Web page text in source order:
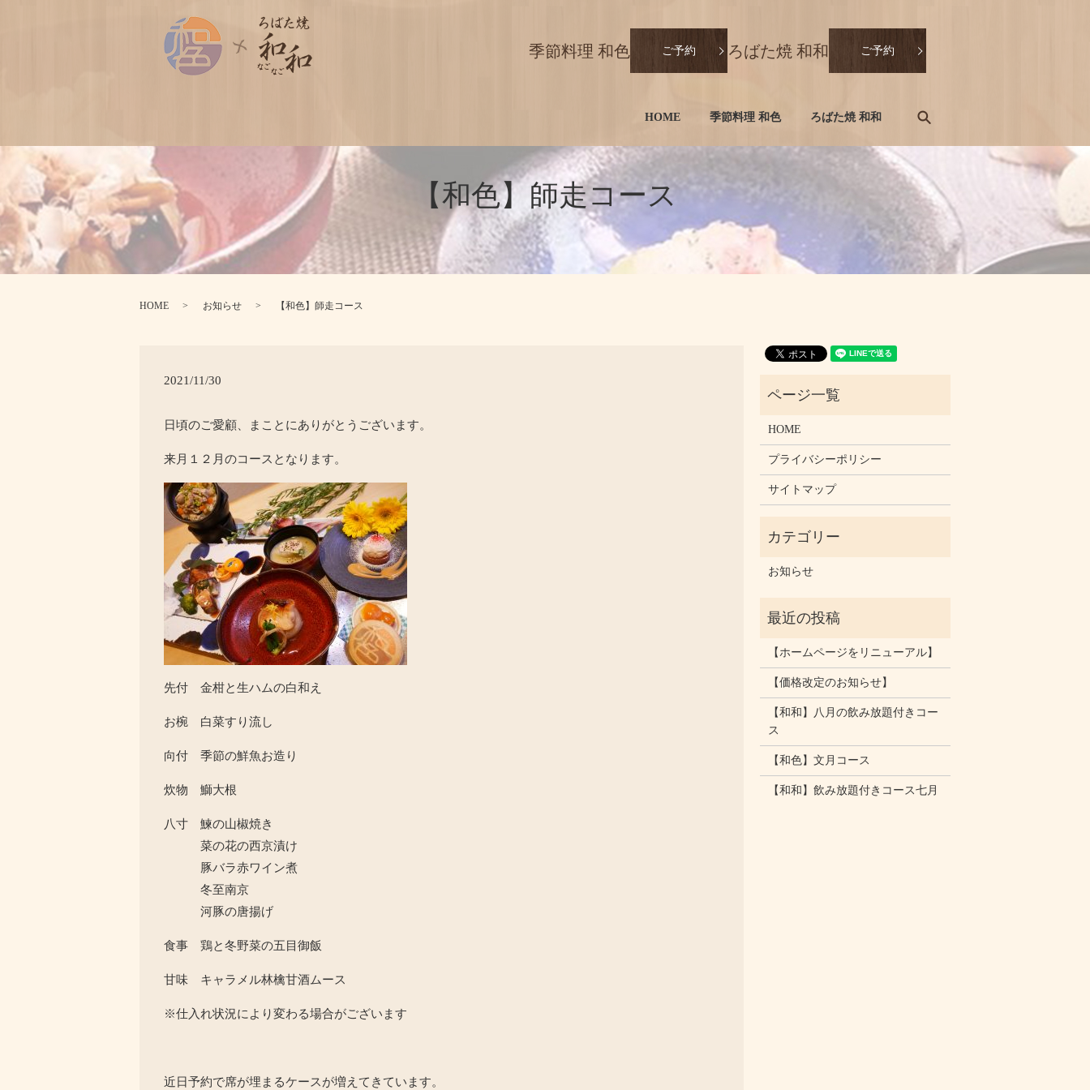
季節料理 和色 ご予約 ろばた焼 和和 ご予約
HOME 季節料理 和色 ろばた焼 和和
【和色】師走コース
HOME お知らせ 【和色】師走コース
2021/11/30
日頃のご愛顧、まことにありがとうございます。
来月１２月のコースとなります。
先付 金柑と生ハムの白和え
お椀 白菜すり流し
向付 季節の鮮魚お造り
炊物 鰤大根
八寸 鰊の山椒焼き
菜の花の西京漬け
豚バラ赤ワイン煮
冬至南京
河豚の唐揚げ
食事 鶏と冬野菜の五目御飯
甘味 キャラメル林檎甘酒ムース
※仕入れ状況により変わる場合がございます
近日予約で席が埋まるケースが増えてきています。
HOME
プライバシーポリシー
サイトマップ
お知らせ
【ホームページをリニューアル】
【価格改定のお知らせ】
【和和】八月の飲み放題付きコー
ス
【和色】文月コース
【和和】飲み放題付きコース七月